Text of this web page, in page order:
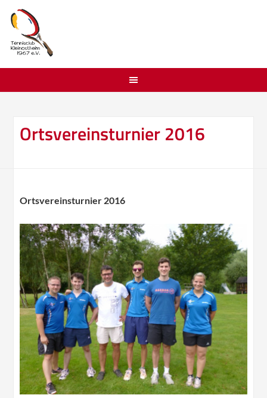
Ortsvereinsturnier 2016
Ortsvereinsturnier 2016